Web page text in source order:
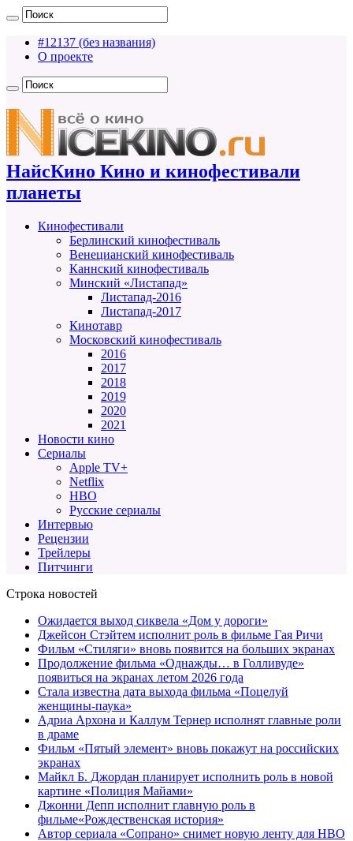
#12137 (без названия)
О проекте
НайсКино Кино и кинофестивали
планеты
Кинофестивали
Берлинский кинофестиваль
Венецианский кинофестиваль
Каннский кинофестиваль
Минский «Листапад»
Листапад-2016
Листапад-2017
Кинотавр
Московский кинофестиваль
2016
2017
2018
2019
2020
2021
Новости кино
Сериалы
Apple TV+
Netflix
HBO
Русские сериалы
Интервью
Рецензии
Трейлеры
Питчинги
Строка новостей
Ожидается выход сиквела «Дом у дороги»
Джейсон Стэйтем исполнит роль в фильме Гая Ричи
Фильм «Стиляги» вновь появится на больших экранах
Продолжение фильма «Однажды… в Голливуде»
появиться на экранах летом 2026 года
Стала известна дата выхода фильма «Поцелуй
женщины-паука»
Адриа Архона и Каллум Тернер исполнят главные роли
в драме
Фильм «Пятый элемент» вновь покажут на российских
экранах
Майкл Б. Джордан планирует исполнить роль в новой
картине «Полиция Майами»
Джонни Депп исполнит главную роль в
фильме«Рождественская история»
Автор сериала «Сопрано» снимет новую ленту для HBO